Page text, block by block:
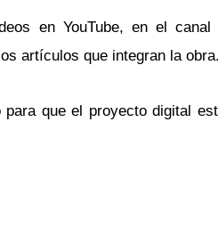
en YouTube, en el canal
artículos que integran la obra.
que el proyecto digital